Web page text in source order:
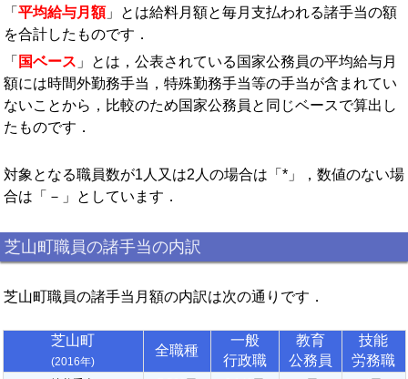
「 平均給与月額」とは給料月額と毎月支払われる諸手当の額
を合計したものです．
「 国ベース 」とは，公表されている国家公務員の平均給与月
額には時間外勤務手当，特殊勤務手当等の手当が含まれてい
ないことから，比較のため国家公務員と同じベースで算出し
たものです．
対象となる職員数が1人又は2人の場合は「*」，数値のない場
合は「－」としています．
芝山町職員の諸手当の内訳
芝山町職員の諸手当月額の内訳は次の通りです．
芝山町
(2016年)
全職種
一般
行政職
教育
公務員
技能
労務職